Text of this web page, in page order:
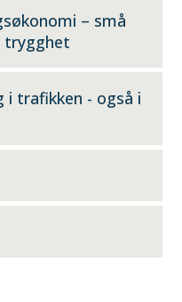
– små
trygghet
i trafikken - også i